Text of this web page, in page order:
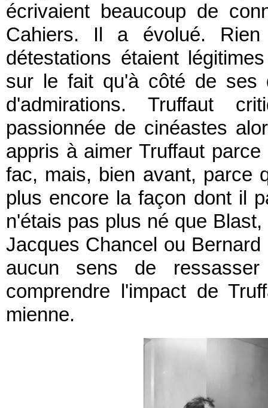
écrivaient beaucoup de
Cahiers. Il a évolué.
détestations étaient
sur le fait qu'à côté de ses
d'admirations. Truffaut
passionnée de cinéastes
appris à aimer Truffaut
fac, mais, bien avant, parce
plus encore la façon dont il
n'étais pas plus né que
Jacques Chancel ou
aucun sens de
comprendre l'impact de
mienne.